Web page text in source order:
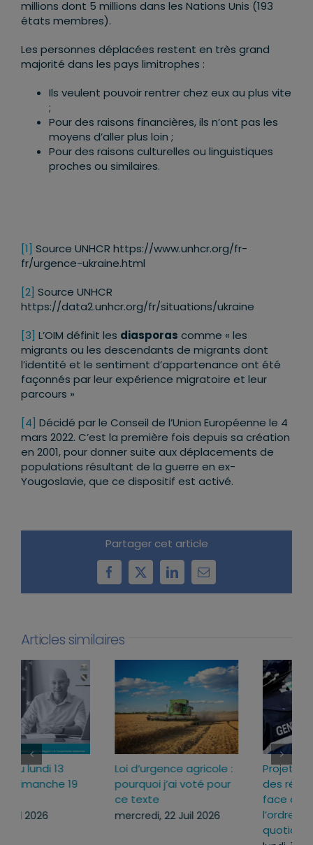
millions dont 5 millions dans les Nations Unis (193
états membres).
Les personnes déplacées restent en très grand
majorité dans les pays limitrophes :
Ils veulent pouvoir rentrer chez eux au plus vite
;
Pour des raisons financières, ils n’ont pas les
moyens d’aller plus loin ;
Pour des raisons culturelles ou linguistiques
proches ou similaires.
[1] Source UNHCR https://www.unhcr.org/fr-
fr/urgence-ukraine.html
[2] Source UNHCR
https://data2.unhcr.org/fr/situations/ukraine
[3] L’OIM définit les diasporas comme « les
migrants ou les descendants de migrants dont
l’identité et le sentiment d’appartenance ont été
façonnés par leur expérience migratoire et leur
parcours »
[4] Décidé par le Conseil de l’Union Européenne le 4
mars 2022. C’est la première fois depuis sa création
en 2001, pour donner suite aux déplacements de
populations résultant de la guerre en ex-
Yougoslavie, que ce dispositif est activé.
Partager cet article
Facebook
X LinkedInEmail
Articles similaires
Loi d’urgence agricole :
pourquoi j’ai voté pour
mercredi, 22 Juil 2026
Projet de loi RIPOST :
des réponses fermes
face aux atteintes à
l’ordre public du